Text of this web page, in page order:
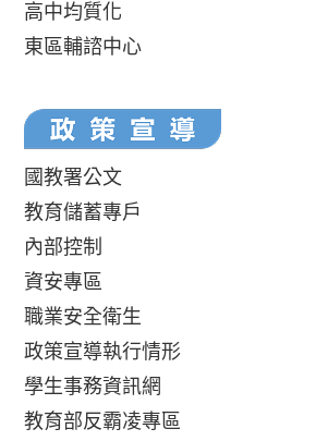
高中均質化
東區輔諮中心
國教署公文
教育儲蓄專戶
內部控制
資安專區
職業安全衛生
政策宣導執行情形
學生事務資訊網
教育部反霸凌專區